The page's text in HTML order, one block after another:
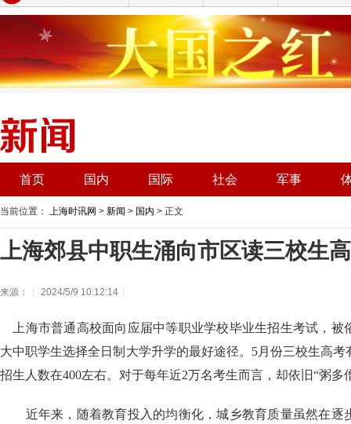
首页 国内 国际 社会 军事
当前位置： 上海时讯网 > 新闻 > 国内 > 正文
上海郊县中职生涌向市区读三校生
来源： 2024/5/9 10:12:14
上海市普通高校面向应届中等职业学校毕业生招生考试，被
大中职学生选择全日制大学升学的最好途径。5月份三校生高
招生人数在400左右。对于每年近2万名考生而言，却依旧“粥多
近年来，随着教育投入的均衡化，城乡教育质量虽然在逐